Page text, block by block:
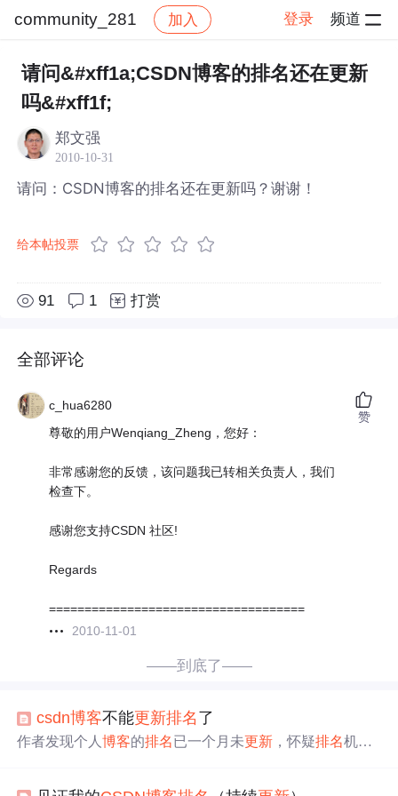
community_281 加入 登录 频道
社区 community_281 帖子详情
请问&#xff1a;CSDN博客的排名还在更新
吗&#xff1f;
郑文强
2010-10-31
请问：CSDN博客的排名还在更新吗？谢谢！
给本帖投票
91 1 打赏
全部评论
c_hua6280
尊敬的用户Wenqiang_Zheng，您好：
非常感谢您的反馈，该问题我已转相关负责人，我们
检查下。
感谢您支持CSDN 社区!
Regards
====================================
2010-11-01
赞
——到底了——
csdn博客不能更新排名 了
作者发现个人博客的排名已一个月未更新 ，怀疑排名机制